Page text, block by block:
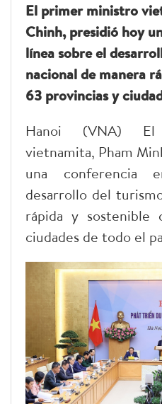
El primer ministro
Chinh, presidió hoy
línea sobre el
nacional de manera
63 provincias y
Hanoi (VNA)
vietnamita, Pham
una conferencia
desarrollo del
rápida y sostenible
ciudades de todo el